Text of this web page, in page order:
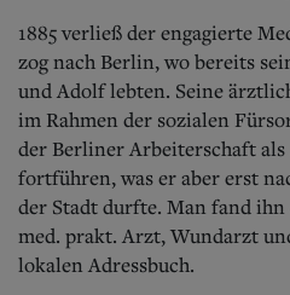
1885 verließ der engagierte
zog nach Berlin, wo bereits
und Adolf lebten. Seine ärztlic
im Rahmen der sozialen
der Berliner Arbeiterschaft als
fortführen, was er aber erst
der Stadt durfte. Man fand ihn
med. prakt. Arzt, Wundarzt
lokalen Adressbuch.